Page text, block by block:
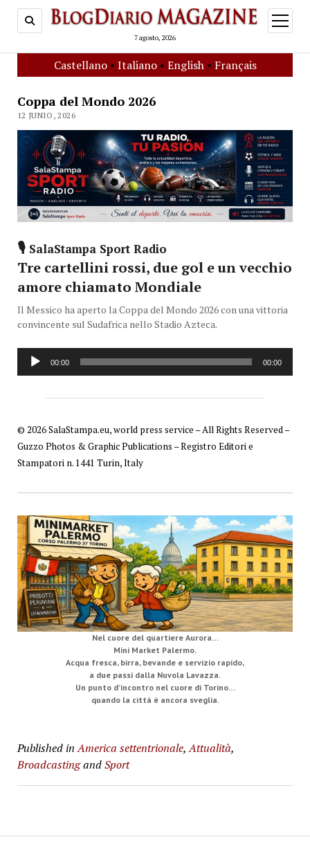
7 agosto, 2026
open
menu
Castellano• Italiano• English• Français
Coppa del Mondo 2026
12 JUNIO, 2026
🎙️ SalaStampa Sport Radio
Tre cartellini rossi, due gol e un vecchio
amore chiamato Mondiale
Il Messico ha aperto la Coppa del Mondo 2026 con una vittoria
convincente sul Sudafrica nello Stadio Azteca.
Reproductor
de
00:00 00:00
© 2026 SalaStampa.eu, world press service – All Rights Reserved –
Guzzo Photos & Graphic Publications – Registro Editori e
Stampatori n. 1441 Turin, Italy
Nel cuore del quartiere Aurora…
Mini Market Palermo.
Acqua fresca, birra, bevande e servizio rapido,
a due passi dalla Nuvola Lavazza.
Un punto d’incontro nel cuore di Torino…
quando la città è ancora sveglia.
Published in America settentrionale,Attualità,
BroadcastingandSport